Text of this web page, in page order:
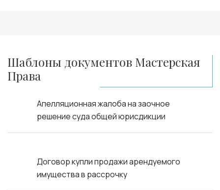
Шаблоны документов Мастерская
Права
Апелляционная жалоба на заочное
решение суда общей юрисдикции
Договор купли продажи арендуемого
имущества в рассрочку